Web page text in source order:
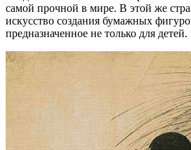
самой прочной в мире. В этой же
искусство создания бумажных
предназначенное не только для детей.